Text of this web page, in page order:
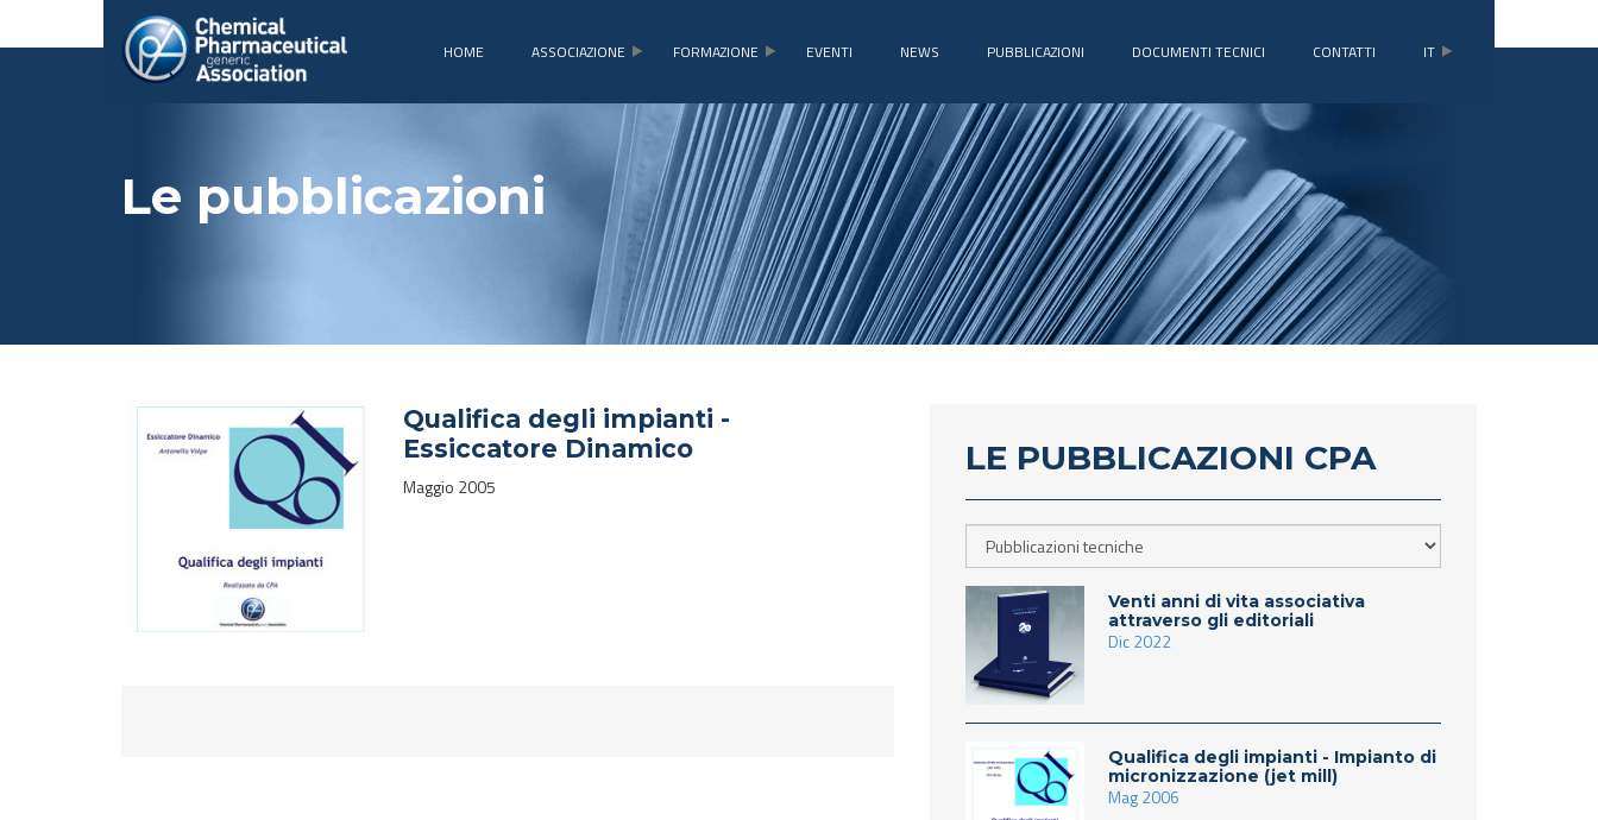
HOME ASSOCIAZIONE FORMAZIONE EVENTI NEWS PUBBLICAZIONI DOCUMENTI TECNICI CONTATTI IT
Le pubblicazioni
Qualifica degli impianti -
Essiccatore Dinamico
Maggio 2005
LE PUBBLICAZIONI CPA
Venti anni di vita associativa
attraverso gli editoriali
Dic 2022
Qualifica degli impianti - Impianto di
micronizzazione (jet mill)
Mag 2006